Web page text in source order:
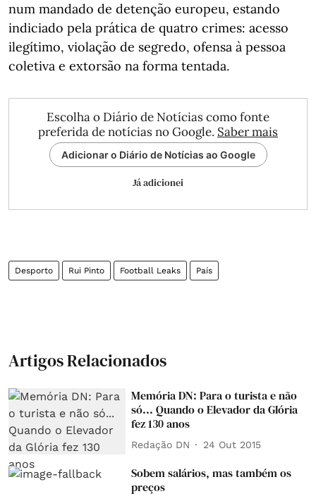
num mandado de detenção europeu, estando
indiciado pela prática de quatro crimes: acesso
ilegítimo, violação de segredo, ofensa à pessoa
coletiva e extorsão na forma tentada.
Escolha o Diário de Notícias como fonte
preferida de notícias no Google. Saber mais
Adicionar o Diário de Notícias ao Google
Já adicionei
Desporto Rui Pinto Football Leaks País
Artigos Relacionados
Memória DN: Para o turista e não
só... Quando o Elevador da Glória
fez 130 anos
Redação DN 24 Out 2015
Sobem salários, mas também os
preços